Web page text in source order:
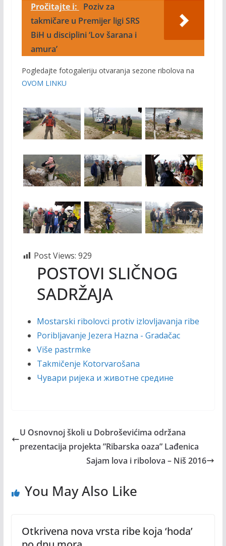
Pročitajte i:
Poziv za
takmičare u Premijer ligi SRS
BiH u disciplini ‘Lov šarana i
amura’
Pogledajte fotogaleriju otvaranja sezone ribolova na
OVOM LINKU
Post Views: 929
POSTOVI SLIČNOG
SADRŽAJA
Mostarski ribolovci protiv izlovljavanja ribe
Poribljavanje Jezera Hazna - Gradačac
Više pastrmke
Takmičenje Kotorvarošana
Чувари ријека и животне средине
U Osnovnoj školi u Dobroševićima održana
prezentacija projekta ”Ribarska oaza” Lađenica
Sajam lova i ribolova – Niš 2016
You May Also Like
Otkrivena nova vrsta ribe koja ‘hoda’